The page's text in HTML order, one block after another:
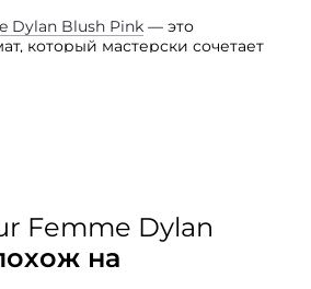
Dylan Blush Pink — это
который мастерски сочетает
после себя стойкий,
компонентами.
сочным калабрийским
клубничным яблоком,
Femme Dylan
на